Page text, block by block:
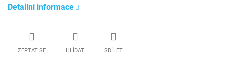
Detailní informace
ZEPTAT SE HLÍDAT SDÍLET